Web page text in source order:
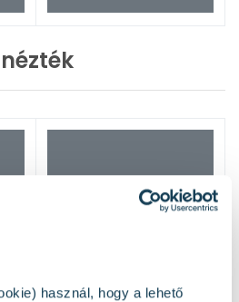
használ, hogy a lehető